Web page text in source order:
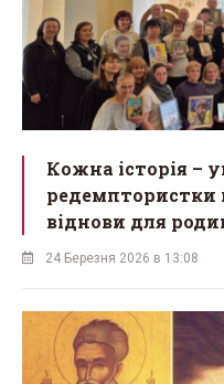
Кожна історія –
редемптористки
віднови для
24 Березня 2026 в 13:08